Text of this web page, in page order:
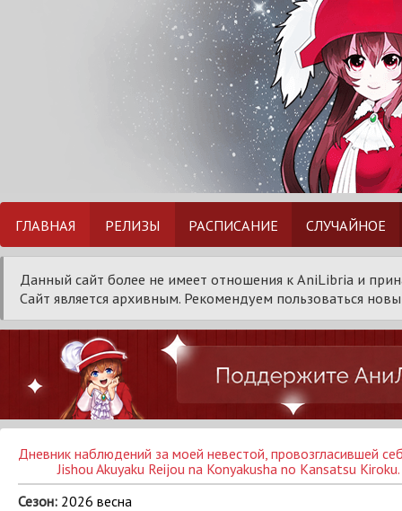
ГЛАВНАЯ РЕЛИЗЫ РАСПИСАНИЕ СЛУЧАЙНОЕ
Данный сайт более не имеет отношения к AniLibria и
Сайт является архивным. Рекомендуем пользоваться
Jishou Akuyaku Reijou na Konyakusha no Kansatsu Kiroku.
Сезон: 2026 весна